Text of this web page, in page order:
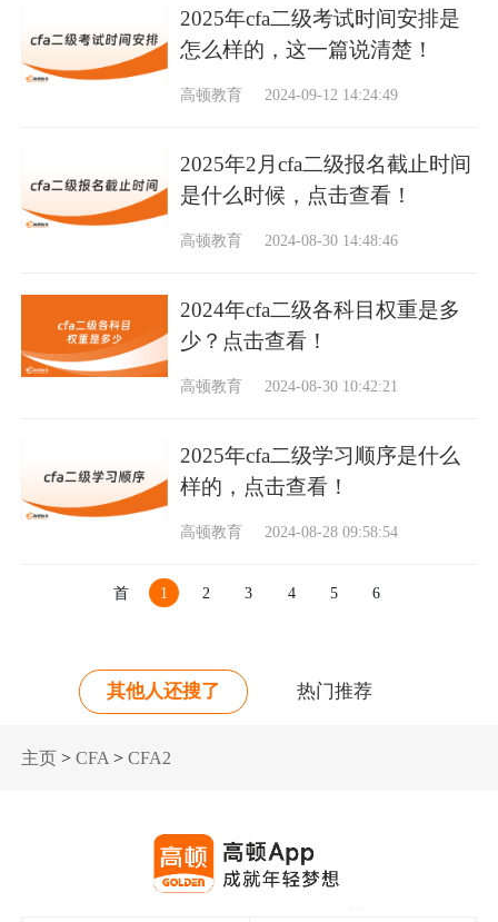
2025年cfa二级考试时间安排是
怎么样的，这一篇说清楚！
高顿教育 2024-09-12 14:24:49
2025年2月cfa二级报名截止时间
是什么时候，点击查看！
高顿教育 2024-08-30 14:48:46
2024年cfa二级各科目权重是多
少？点击查看！
高顿教育 2024-08-30 10:42:21
2025年cfa二级学习顺序是什么
样的，点击查看！
高顿教育 2024-08-28 09:58:54
首
1 2 3 4 5 6
其他人还搜了 热门推荐
主页 >CFA >CFA2